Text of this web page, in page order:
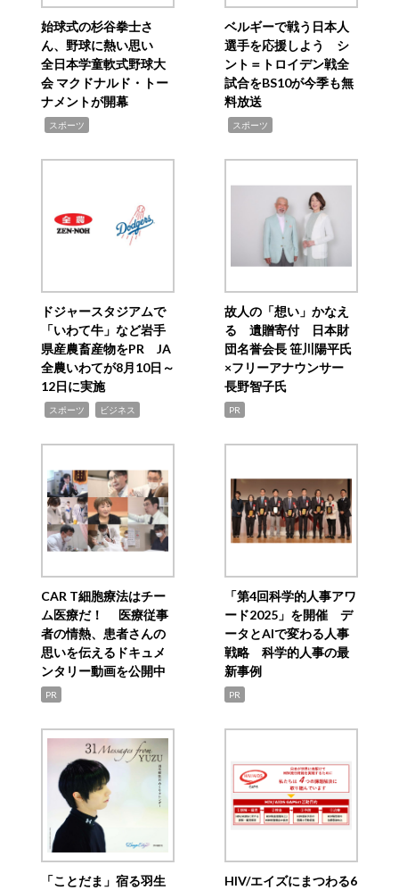
始球式の杉谷拳士さ
ん、野球に熱い思い
全日本学童軟式野球大
会 マクドナルド・トー
ナメントが開幕
スポーツ
ベルギーで戦う日本人
選手を応援しよう シ
ント＝トロイデン戦全
試合をBS10が今季も無
料放送
スポーツ
ドジャースタジアムで
「いわて牛」など岩手
県産農畜産物をPR JA
全農いわてが8月10日～
12日に実施
スポーツ ビジネス
故人の「想い」かなえ
る 遺贈寄付 日本財
団名誉会長 笹川陽平氏
×フリーアナウンサー
長野智子氏
PR
CAR T細胞療法はチー
ム医療だ！ 医療従事
者の情熱、患者さんの
思いを伝えるドキュメ
ンタリー動画を公開中
PR
「第4回科学的人事アワ
ード2025」を開催 デ
ータとAIで変わる人事
戦略 科学的人事の最
新事例
PR
「ことだま」宿る羽生
HIV/エイズにまつわる6